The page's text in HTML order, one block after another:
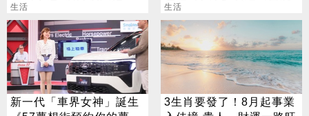
3243萬
生活 生活
新一代「車界女神」誕生
3生肖要發了！8月起事業